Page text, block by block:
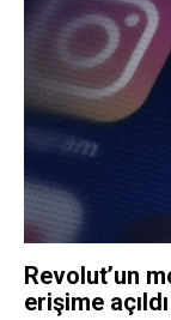
Revolut’un
erişime açıldı